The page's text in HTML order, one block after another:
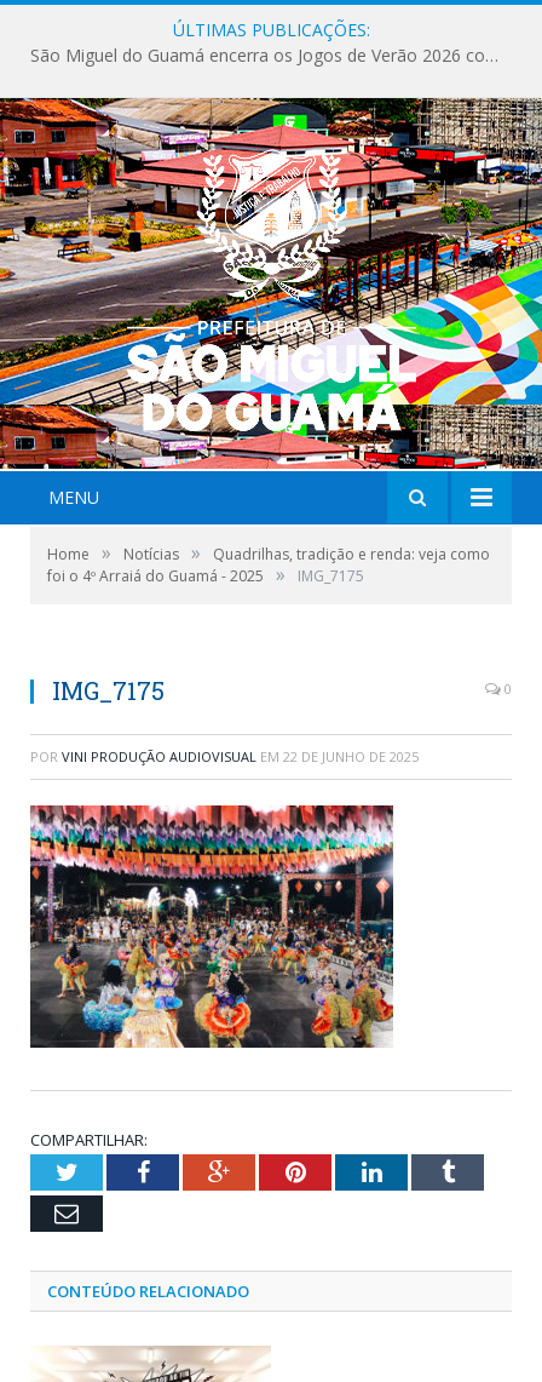
ÚLTIMAS PUBLICAÇÕES:
São Miguel do Guamá encerra os Jogos de Verão 2026 com sucesso de público e competições.
MENU
Home » Notícias »
Quadrilhas, tradição e renda: veja como
foi o 4º Arraiá do Guamá - 2025
» IMG_7175
IMG_7175 0
POR VINI PRODUÇÃO AUDIOVISUAL EM 22 DE JUNHO DE 2025
COMPARTILHAR:
TwitterFacebookGoogle+PinterestLinkedInTumblr
Email
CONTEÚDO RELACIONADO